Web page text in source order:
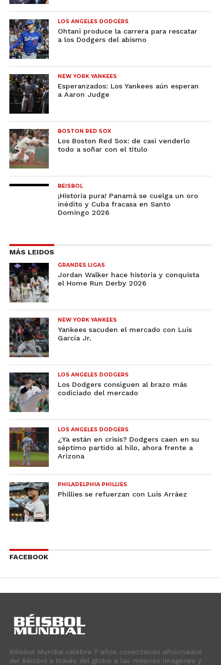
LOS ANGELES DODGERS
Ohtani produce la carrera para rescatar
a los Dodgers del abismo
NEW YORK YANKEES
Esperanzados: Los Yankees aún esperan
a Aaron Judge
BOSTON RED SOX
Los Boston Red Sox: de casi venderlo
todo a soñar con el título
BEISBOL
¡Historia pura! Panamá se cuelga un oro
inédito y Cuba fracasa en Santo
Domingo 2026
MÁS LEIDOS
GRANDES LIGAS
Jordan Walker hace historia y conquista
el Home Run Derby 2026
NEW YORK YANKEES
Yankees sacuden el mercado con Luis
García Jr.
LOS ANGELES DODGERS
Los Dodgers consiguen al brazo más
codiciado del mercado
LOS ANGELES DODGERS
¿Ya están en crisis? Dodgers caen en su
séptimo partido al hilo, ahora frente a
Arizona
PHILADELPHIA PHILLIES
Phillies se refuerzan con Luis Arráez
FACEBOOK
Béisbol Mundial celebra 7 años conectando aficionados
del Béisbol a través del globo a las mejores imágenes y